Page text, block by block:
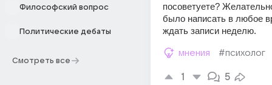
Философский вопрос
Политические дебаты
Смотреть все
посоветуете?
было написать в любое
ждать записи неделю.
мнения #психолог
1 5